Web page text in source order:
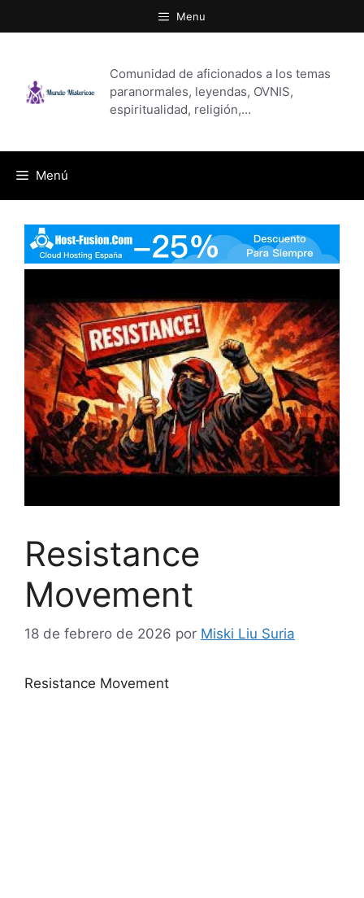
al
Menu
Comunidad de aficionados a los temas
paranormales, leyendas, OVNIS,
espiritualidad, religión,…
Menú
Resistance
Movement
18 de febrero de 2026 por Miski Liu Suria
Resistance Movement